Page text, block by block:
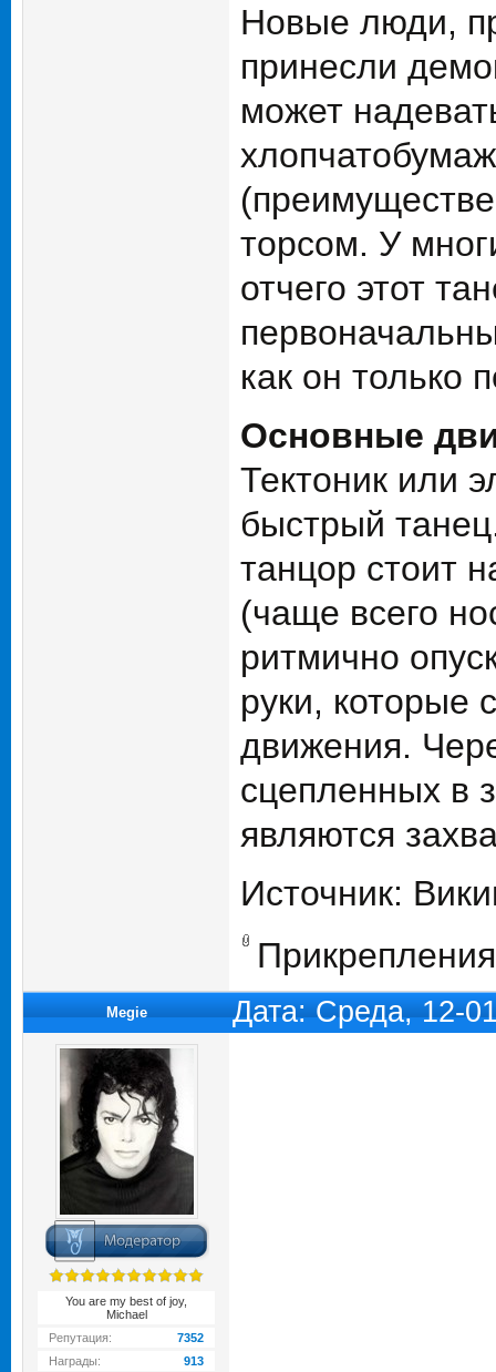
Новые люди,
принесли
может
торсом. У
отчего этот
как он только
Основные
Тектоник или
быстрый
танцор стоит
(чаще всего
ритмично
руки,
движения.
сцепленных в
являются
Источник:
Megie Дата: Среда, 12-
You are my best of joy,
Michael
Репутация:
7352
Награды:
913